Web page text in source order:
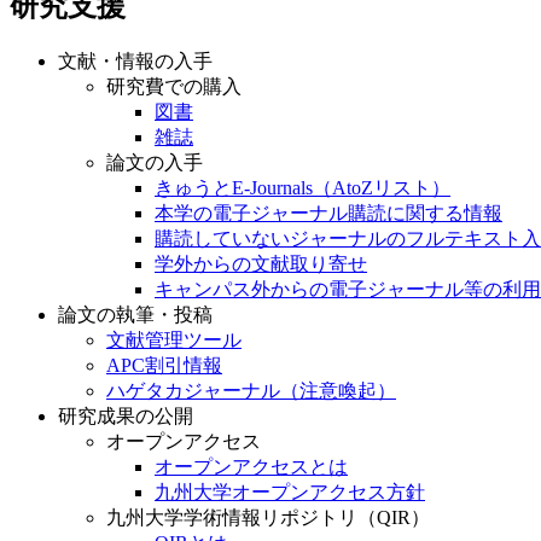
研究支援
文献・情報の入手
研究費での購入
図書
雑誌
論文の入手
きゅうとE-Journals（AtoZリスト）
本学の電子ジャーナル購読に関する情報
購読していないジャーナルのフルテキスト
学外からの文献取り寄せ
キャンパス外からの電子ジャーナル等の利用
論文の執筆・投稿
文献管理ツール
APC割引情報
ハゲタカジャーナル（注意喚起）
研究成果の公開
オープンアクセス
オープンアクセスとは
九州大学オープンアクセス方針
九州大学学術情報リポジトリ（QIR）